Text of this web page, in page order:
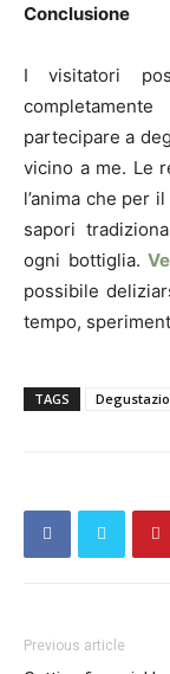
Conclusione
I visitatori
partecipare a
vicino a me. Le
l’anima che per
sapori
ogni bottiglia.
possibile
tempo,
TAGS
Previous article